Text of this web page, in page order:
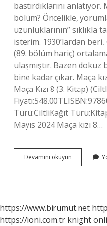
bastırdıklarını anlatıyor.
bölüm? Öncelikle,
uzunluklarının” sıklıkla
isterim. 1930’lardan
(89. bölüm hariç)
ulaşmıştır. Bazen
bine kadar çıkar. Maça
Maça Kızı 8 (3. Kitap)
Türü:CiltliKağıt
Mayıs 2024 Maça kızı 8…
Devamını okuyun
Kızı
https://www.birumut.net
https://ioni.com.tr knight